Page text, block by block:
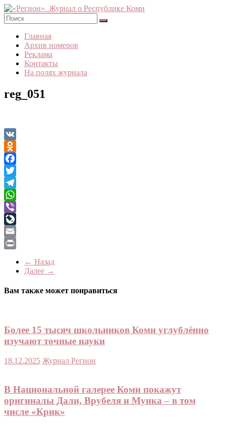
Skip
to
content
«Регион».
Журнал
Республике
Коми
Главная
Архив номеров
Реклама
Контакты
На полях журнала
reg_051
VK
Odnoklassniki
Facebook
Twitter
Telegram
WhatsApp
Viber
LiveJournal
Email
← Назад
Далее →
Вам также может понравиться
Более 15 тысяч школьников Коми углублённо
изучают точные науки
18.12.2025 Журнал Регион
В Национальной галерее Коми покажут
оригиналы Дали, Врубеля и Мунка – в том
числе «Крик»